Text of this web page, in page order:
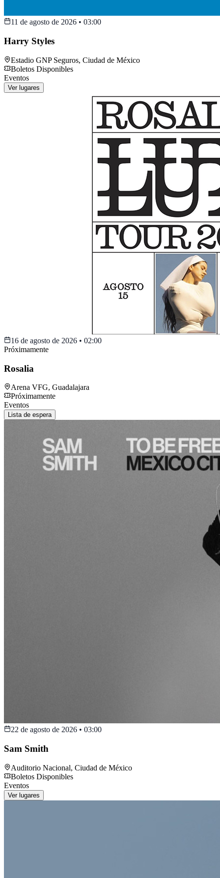
11 de agosto de 2026 • 03:00
Harry Styles
Estadio GNP Seguros, Ciudad de México
Boletos Disponibles
Eventos
Ver lugares
16 de agosto de 2026 • 02:00
Próximamente
Rosalia
Arena VFG, Guadalajara
Próximamente
Eventos
Lista de espera
22 de agosto de 2026 • 03:00
Sam Smith
Auditorio Nacional, Ciudad de México
Boletos Disponibles
Eventos
Ver lugares